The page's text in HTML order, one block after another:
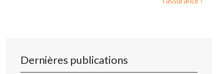
Dernières publications